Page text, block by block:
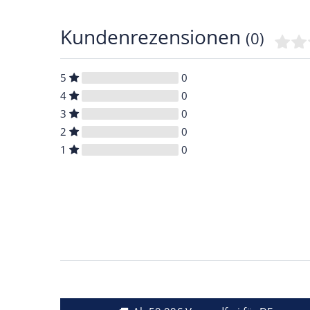
Kundenrezensionen (0)
5
0
4
0
3
0
2
0
1
0